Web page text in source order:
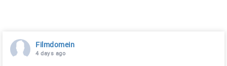
Filmdomein
4 days ago